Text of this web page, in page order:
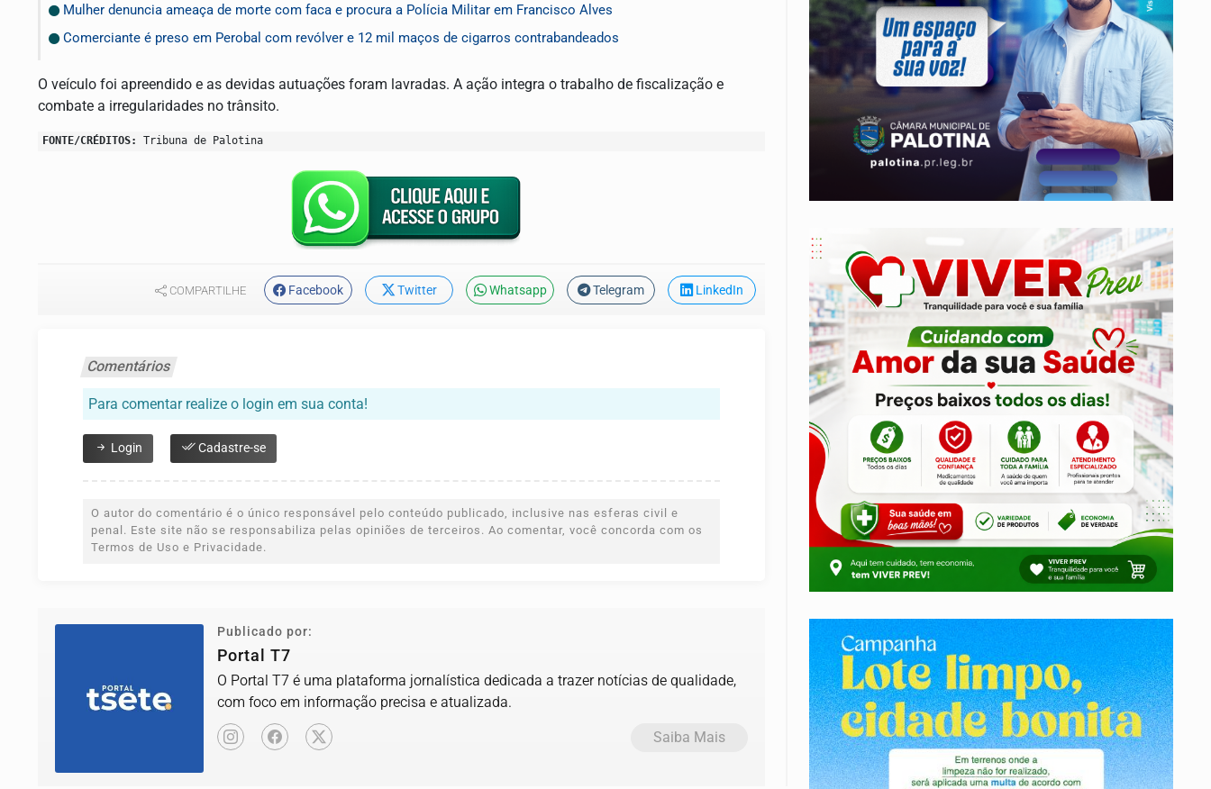
Mulher denuncia ameaça de morte com faca e procura a Polícia Militar em Francisco Alves
Comerciante é preso em Perobal com revólver e 12 mil maços de cigarros contrabandeados
O veículo foi apreendido e as devidas autuações foram lavradas. A ação integra o trabalho de fiscalização e
combate a irregularidades no trânsito.
FONTE/CRÉDITOS: Tribuna de Palotina
COMPARTILHE Facebook Twitter Whatsapp Telegram LinkedIn
Comentários
Para comentar realize o login em sua conta!
Login Cadastre-se
O autor do comentário é o único responsável pelo conteúdo publicado, inclusive nas esferas civil e
penal. Este site não se responsabiliza pelas opiniões de terceiros. Ao comentar, você concorda com os
Termos de Uso e Privacidade.
Publicado por:
Portal T7
O Portal T7 é uma plataforma jornalística dedicada a trazer notícias de qualidade,
com foco em informação precisa e atualizada.
Saiba Mais